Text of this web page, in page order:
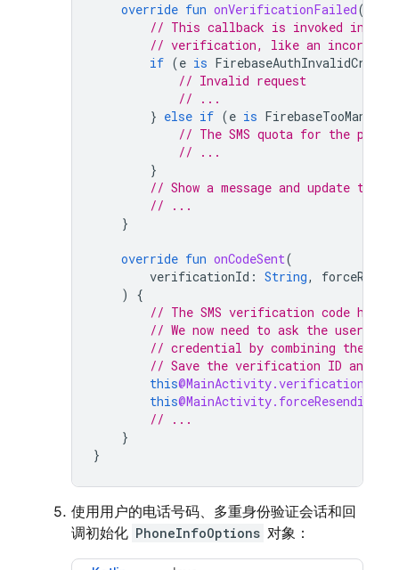
override fun onVerificationFailed(
// This callback is invoked in
// verification, like an incorrect
if (e is
// Invalid request
// ...
} else if (e is
// The SMS quota for the
// ...
}
// Show a message and update the UI
// ...
}
override fun onCodeSent(
verificationId : String,
)
{
// The SMS verification code has
// We now need to ask the user to
// credential by combining the
// Save the verification ID and
this@MainActivity.verificationId
this
// ...
}
}
使用用户的电话号码、多重身份验证会话和回
调初始化 PhoneInfoOptions 对象：